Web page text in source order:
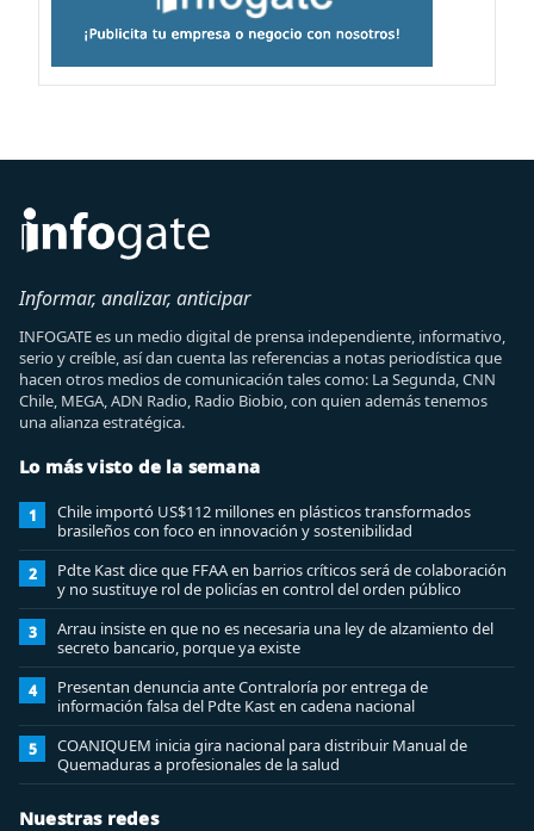
Informar, analizar, anticipar
INFOGATE es un medio digital de prensa independiente, informativo,
serio y creíble, así dan cuenta las referencias a notas periodística que
hacen otros medios de comunicación tales como: La Segunda, CNN
Chile, MEGA, ADN Radio, Radio Biobio, con quien además tenemos
una alianza estratégica.
Lo más visto de la semana
1
Chile importó US$112 millones en plásticos transformados
brasileños con foco en innovación y sostenibilidad
2
Pdte Kast dice que FFAA en barrios críticos será de colaboración
y no sustituye rol de policías en control del orden público
3
Arrau insiste en que no es necesaria una ley de alzamiento del
secreto bancario, porque ya existe
4
Presentan denuncia ante Contraloría por entrega de
información falsa del Pdte Kast en cadena nacional
5
COANIQUEM inicia gira nacional para distribuir Manual de
Quemaduras a profesionales de la salud
Nuestras redes